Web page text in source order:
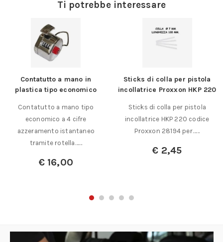
Ti potrebbe interessare
Contatutto a mano in
plastica tipo economico
Contatutto a mano tipo
economico a 4 cifre
azzeramento istantaneo
tramite rotella……
€16,00
Sticks di colla per pistola
incollatrice Proxxon HKP 220
Sticks di colla per pistola
incollatrice HKP 220 codice
Proxxon 28194 per……
€ 2,45